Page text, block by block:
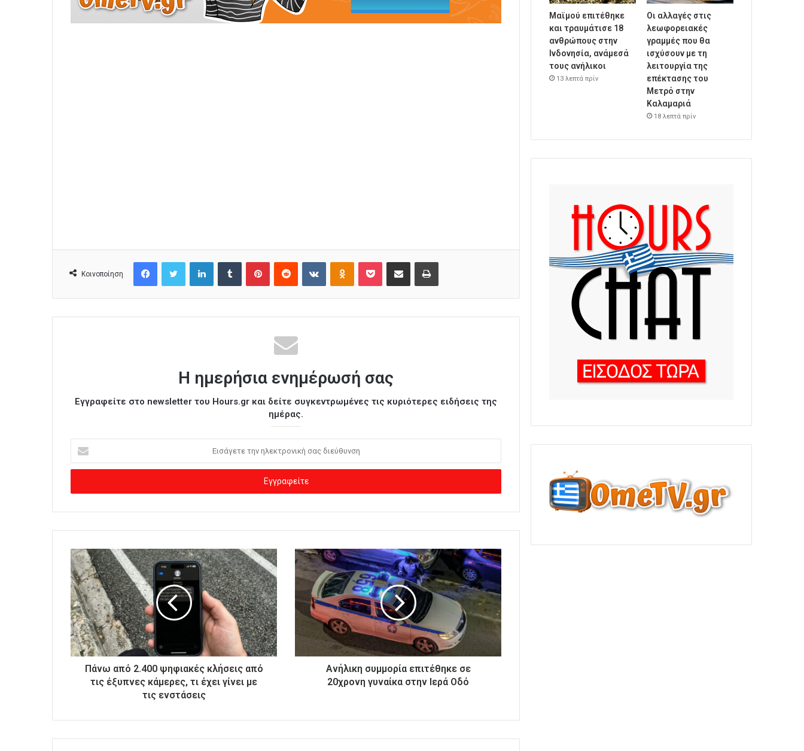
Κοινοποίηση
Η ημερήσια ενημέρωσή σας
Εγγραφείτε στο newsletter του Hours.gr και δείτε συγκεντρωμένες τις κυριότερες ειδήσεις της
ημέρας.
σ
γ
ε
η
ν
η
λ
ε
κ
τ
ρ
ο
σ
Πάνω από 2.400 ψηφιακές κλήσεις από
τις έξυπνες κάμερες, τι έχει γίνει με
τις ενστάσεις
Ανήλικη συμμορία επιτέθηκε σε
20χρονη γυναίκα στην Ιερά Οδό
Μαϊμού επιτέθηκε
και τραυμάτισε 18
ανθρώπους στην
Ινδονησία, ανάμεσά
τους ανήλικοι
13 λεπτά πρίν
Οι αλλαγές στις
λεωφορειακές
γραμμές που θα
ισχύσουν με τη
λειτουργία της
επέκτασης του
Μετρό στην
Καλαμαριά
18 λεπτά πρίν